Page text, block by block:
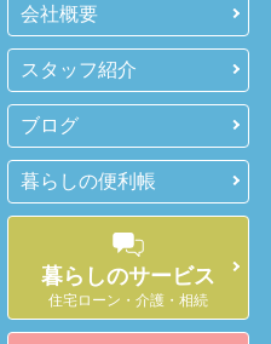
会社概要
スタッフ紹介
ブログ
暮らしの便利帳
暮らしのサービス
住宅ローン・介護・相続